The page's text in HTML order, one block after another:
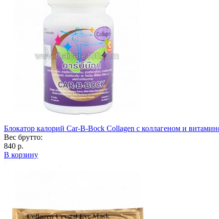
Блокатор калорий Car-B-Bock Collagen с коллагеном и
Вес брутто:
840 р.
В корзину